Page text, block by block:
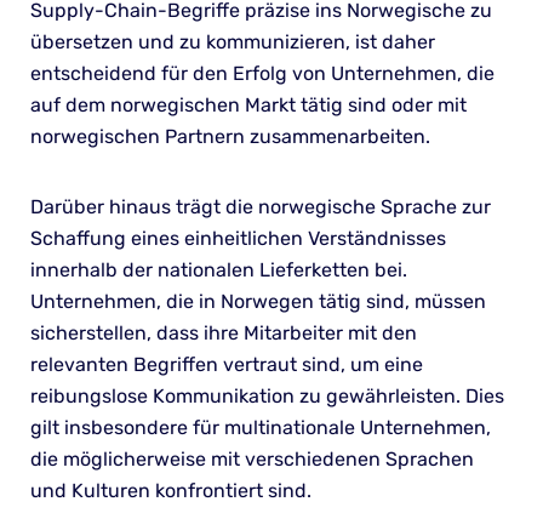
Supply-Chain-Begriffe präzise ins Norwegische zu
übersetzen und zu kommunizieren, ist daher
entscheidend für den Erfolg von Unternehmen, die
auf dem norwegischen Markt tätig sind oder mit
norwegischen Partnern zusammenarbeiten.
Darüber hinaus trägt die norwegische Sprache zur
Schaffung eines einheitlichen Verständnisses
innerhalb der nationalen Lieferketten bei.
Unternehmen, die in Norwegen tätig sind, müssen
sicherstellen, dass ihre Mitarbeiter mit den
relevanten Begriffen vertraut sind, um eine
reibungslose Kommunikation zu gewährleisten. Dies
gilt insbesondere für multinationale Unternehmen,
die möglicherweise mit verschiedenen Sprachen
und Kulturen konfrontiert sind.